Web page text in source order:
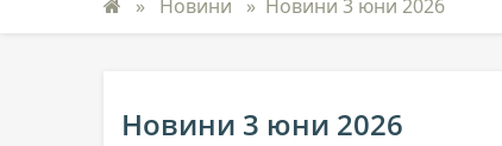
Новини Новини 3 юни 2026
Новини 3 юни 2026